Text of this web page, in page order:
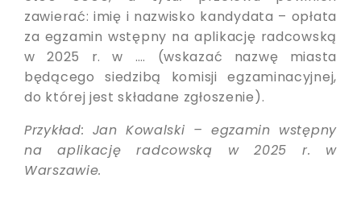
zawierać: imię i nazwisko kandydata – opłata
za egzamin wstępny na aplikację radcowską
w 2025 r. w …. (wskazać nazwę miasta
będącego siedzibą komisji egzaminacyjnej,
do której jest składane zgłoszenie).
Przykład: Jan Kowalski – egzamin wstępny
na aplikację radcowską w 2025 r. w
Warszawie.